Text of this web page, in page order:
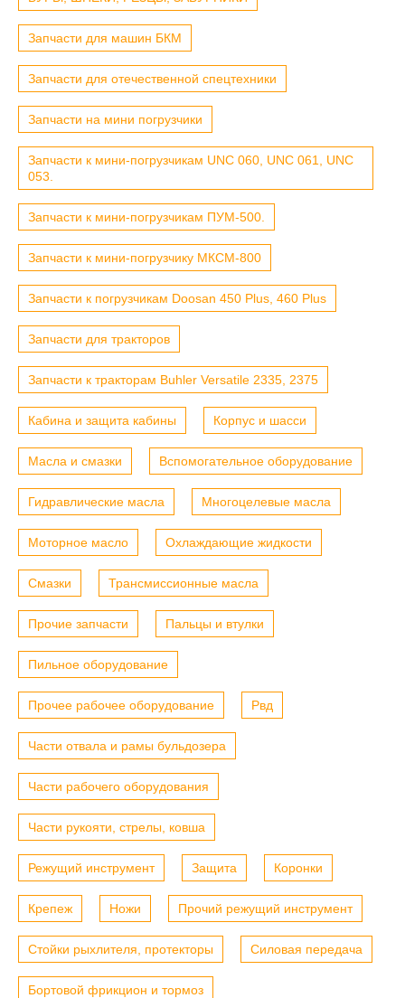
Запчасти для машин БКМ
Запчасти для отечественной спецтехники
Запчасти на мини погрузчики
Запчасти к мини-погрузчикам UNC 060, UNC 061, UNC
053.
Запчасти к мини-погрузчикам ПУМ-500.
Запчасти к мини-погрузчику МКСМ-800
Запчасти к погрузчикам Doosan 450 Plus, 460 Plus
Запчасти для тракторов
Запчасти к тракторам Buhler Versatile 2335, 2375
Кабина и защита кабины Корпус и шасси
Масла и смазки Вспомогательное оборудование
Гидравлические масла Многоцелевые масла
Моторное масло Охлаждающие жидкости
Смазки Трансмиссионные масла
Прочие запчасти Пальцы и втулки
Пильное оборудование
Прочее рабочее оборудование Рвд
Части отвала и рамы бульдозера
Части рабочего оборудования
Части рукояти, стрелы, ковша
Режущий инструмент Защита Коронки
Крепеж Ножи Прочий режущий инструмент
Стойки рыхлителя, протекторы Силовая передача
Бортовой фрикцион и тормоз